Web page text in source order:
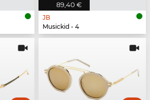
89,40 €
JB
Musickid - 4